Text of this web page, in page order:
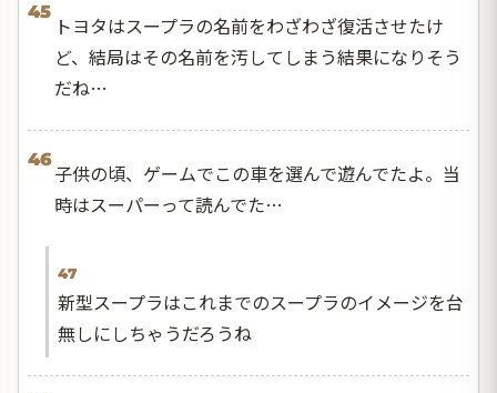
45
トヨタはスープラの名前をわざわざ復活させたけ
ど、結局はその名前を汚してしまう結果になりそう
だね…
46
子供の頃、ゲームでこの車を選んで遊んでたよ。当
時はスーパーって読んでた…
47
新型スープラはこれまでのスープラのイメージを台
無しにしちゃうだろうね